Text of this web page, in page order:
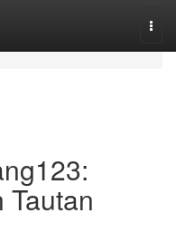
Tautan